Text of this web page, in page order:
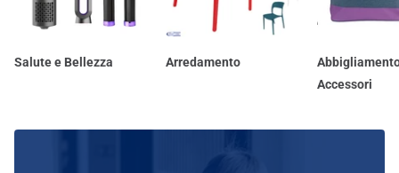
Salute e Bellezza Arredamento
Accessori